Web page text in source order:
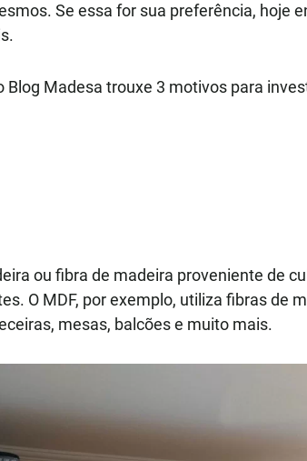
Se essa for sua preferência, hoje
Madesa trouxe 3 motivos para
ou fibra de madeira proveniente de
O MDF, por exemplo, utiliza fibras de
mesas, balcões e muito mais.